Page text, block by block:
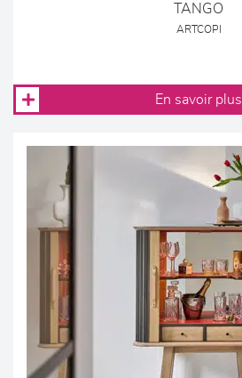
TANGO
ARTCOPI
En savoir plus